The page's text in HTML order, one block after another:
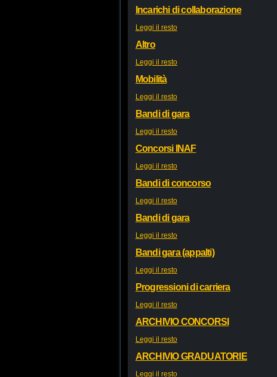
Incarichi di collaborazione
Leggi il resto
Altro
Leggi il resto
Mobilità
Leggi il resto
Bandi di gara
Leggi il resto
Concorsi INAF
Leggi il resto
Bandi di concorso
Leggi il resto
Bandi di gara
Leggi il resto
Bandi gara (appalti)
Leggi il resto
Progressioni di carriera
Leggi il resto
ARCHIVIO CONCORSI
Leggi il resto
ARCHIVIO GRADUATORIE
Leggi il resto